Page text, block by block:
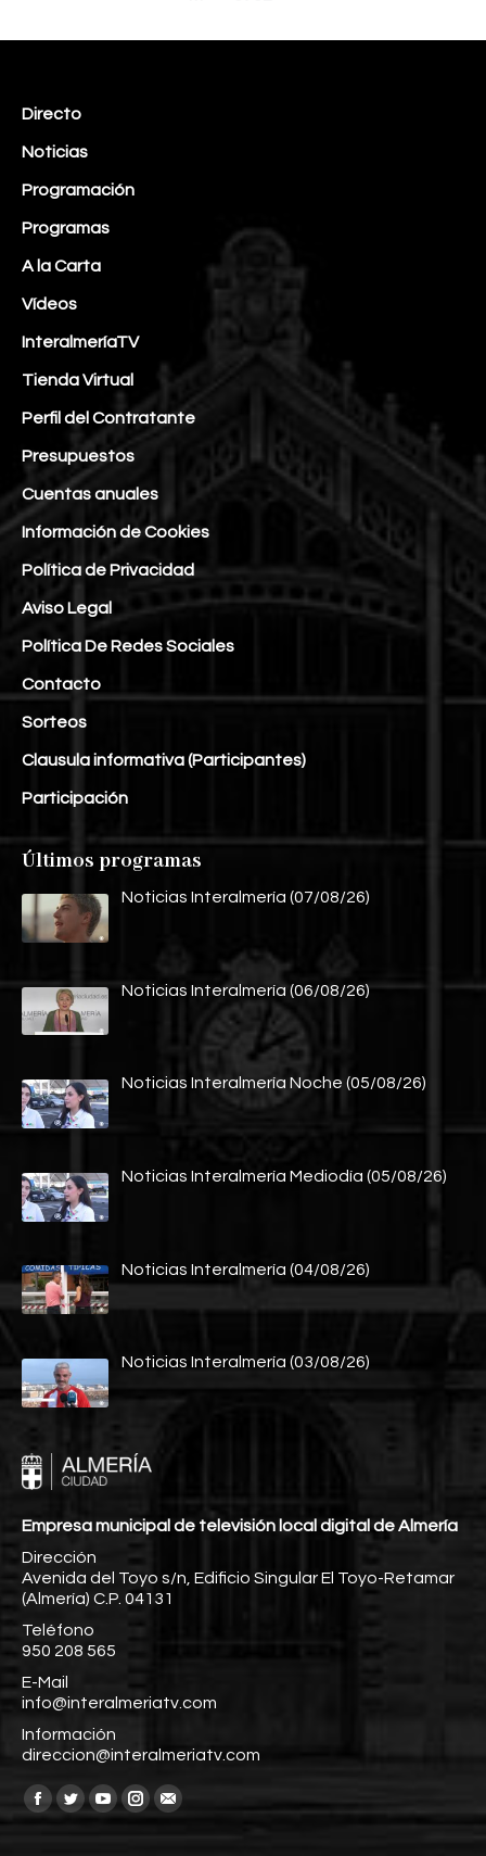
Directo
Noticias
Programación
Programas
A la Carta
Vídeos
InteralmeríaTV
Tienda Virtual
Perfil del Contratante
Presupuestos
Cuentas anuales
Información de Cookies
Política de Privacidad
Aviso Legal
Política De Redes Sociales
Contacto
Sorteos
Clausula informativa (Participantes)
Participación
Últimos programas
Noticias Interalmería (07/08/26)
Noticias Interalmería (06/08/26)
Noticias Interalmería Noche (05/08/26)
Noticias Interalmería Mediodía (05/08/26)
Noticias Interalmería (04/08/26)
Noticias Interalmería (03/08/26)
Empresa municipal de televisión local digital de Almería
Dirección
Avenida del Toyo s/n, Edificio Singular El Toyo-Retamar
(Almería) C.P. 04131
Teléfono
950 208 565
E-Mail
info@interalmeriatv.com
Información
direccion@interalmeriatv.com
Encuéntranos en:
Facebook
TwitterYouTube
Instagram
Mail